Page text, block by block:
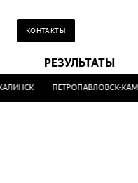
КОНТАКТЫ
РЕЗУЛЬТАТЫ
ПЕТРОПАВЛОВСК-